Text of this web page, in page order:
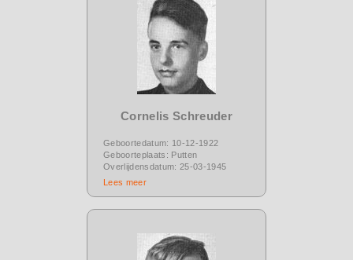
Cornelis Schreuder
Geboortedatum: 10-12-1922
Geboorteplaats: Putten
Overlijdensdatum: 25-03-1945
Lees meer